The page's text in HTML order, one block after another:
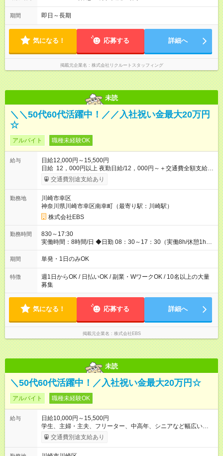
期間 即日～長期
気になる！ 応募する 詳細へ
掲載元企業名 株式会社リクルートスタッフィング
未読
＼＼50代60代活躍中！／／入社祝い金最大20万円
☆
アルバイト 職種未経験OK
給与
日給12,000円～15,500円
日給 12，000円以上 夜勤日給/12，000円～＋交通費全額支給 ◆
スタートダッシュに 入社祝金最大200，000円を支給！ 研修手
当(法定研修20時間)：時給1225円×20時間＝24，500円を支給！
共交通機関を利用の履歴を提出で、交通費全額支給！ 自動車通
勤・バイク通勤もOK ◆日当保証 たとえ仕事が1時間で終わって
も 日当は全額お支払いします！ 業者さんと協力し合って、早く
仕事を終えるほど、お得……！ ◆その他 資格応援手当・隊長手
当等 アルバイトから社員雇用までのキャリアアップを楽しめ
るスキームをご用意しております☆ 【試用期間】試用期間なし
交通費別途支給あり
勤務地
川崎市幸区
神奈川県川崎市幸区南幸町（最寄り駅：川崎駅）
株式会社EBS
勤務時間
830～17:30
実働時間：8時間/日 ◆日勤 08：30～17：30（実働8h/休憩1h）
◆夜勤 20：30～翌05：30（実働8h/休憩1h） ※勤務地により勤
務時間は多少変動あり ◆希望のシフトで働ける！ 希望の勤務日
夜勤・深夜・早朝のお仕事もございます
期間 単発・1日のみOK
特徴
週1日からOK / 日払いOK / 副業・WワークOK / 10名以上の大量
募集
気になる！ 応募する 詳細へ
掲載元企業名 株式会社EBS
未読
＼50代60代活躍中！／入社祝い金最大20万円☆
アルバイト 職種未経験OK
給与
日給10,000円～15,500円
学生、主婦・主夫、フリーター、中高年、シニアなど幅広い世
代が活躍中！ 意欲が強い方々が得意を生かして、年齢を問わず
キャリアアップしています！ ◆スタートダッシュに 入社祝金最
交通費別途支給あり